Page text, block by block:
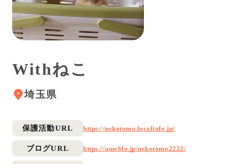
Withねこ
埼玉県
保護活動URL https://nekotomo.localinfo.jp/
ブログURL https://ameblo.jp/nekotomo2222/